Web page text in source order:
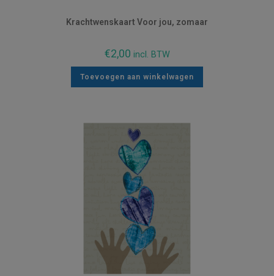
Krachtwenskaart Voor jou, zomaar
€2,00 incl. BTW
Toevoegen aan winkelwagen